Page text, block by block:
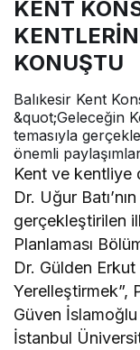
KENT
KONUŞTU
Balıkesir Kent
&quot;Geleceğin
temasıyla
önemli paylaşımlar
Kent ve kentliye
Dr. Uğur
gerçekleştirilen
Planlaması
Dr. Gülden Erkut
Yerelleştirmek”,
Güven
İstanbul